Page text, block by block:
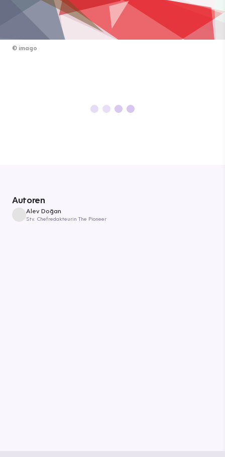
© imago
Autoren
Alev Doğan
Stv. Chefredakteurin The Pioneer